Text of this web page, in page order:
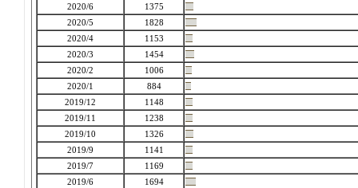
2020/6
1375
2020/5
1828
2020/4
1153
2020/3
1454
2020/2
1006
2020/1
884
2019/12
1148
2019/11
1238
2019/10
1326
2019/9
1141
2019/7
1169
2019/6
1694